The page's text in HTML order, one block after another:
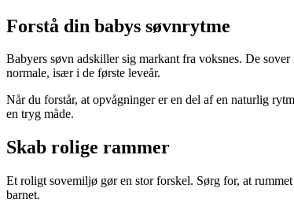
Forstå din babys søvnrytme
Babyers søvn adskiller sig markant fra voksnes. De
normale, især i de første leveår.
Når du forstår, at opvågninger er en del af en naturlig
en tryg måde.
Skab rolige rammer
Et roligt sovemiljø gør en stor forskel. Sørg for, at
barnet.